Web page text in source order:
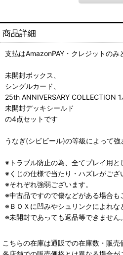
商品詳細
支払はAmazonPAY・クレジットのみ
未開封ボックス、
シングルカード、
25th ANNIVERSARY COLLECTION 1
未開封デッキシールド
の4点セットです
うなぎ(シビビール)の等級によって
※トラブル防止の為、全てプレイ用と
※くじの仕様で当たり・ハズレがござ
※それぞれ強弱ございます。
※中古品ですので傷などがある場合も
※ＢＯＸに凹みやシュリンクによれな
※未開封であっても返品等できません。
こちらの在庫は通販での在庫数・販売